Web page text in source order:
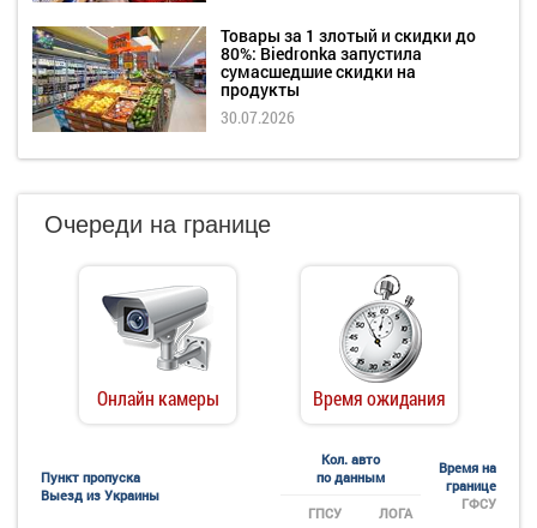
Товары за 1 злотый и скидки до
80%: Biedronka запустила
сумасшедшие скидки на
продукты
30.07.2026
Очереди на границе
Онлайн камеры Время ожидания
Пункт пропуска
Выезд из Украины
Кол. авто
по данным
Время на
границе
ГФСУ
ГПСУ ЛОГА